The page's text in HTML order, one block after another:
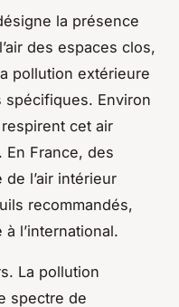
la présence
des espaces clos,
pollution extérieure
Environ
cet air
France, des
l’air intérieur
recommandés,
l’international.
La pollution
spectre de